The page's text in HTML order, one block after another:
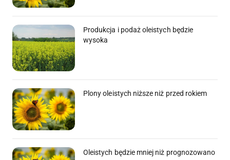
Produkcja i podaż oleistych będzie
wysoka
Plony oleistych niższe niż przed rokiem
Oleistych będzie mniej niż prognozowano